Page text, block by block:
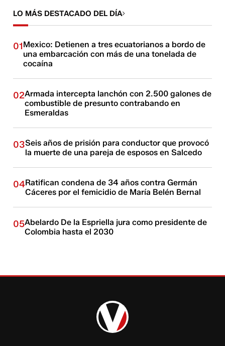
LO MÁS DESTACADO DEL DÍA
01Mexico: Detienen a tres ecuatorianos a bordo de
una embarcación con más de una tonelada de
cocaína
02Armada intercepta lanchón con 2.500 galones de
combustible de presunto contrabando en
Esmeraldas
03Seis años de prisión para conductor que provocó
la muerte de una pareja de esposos en Salcedo
04Ratifican condena de 34 años contra Germán
Cáceres por el femicidio de María Belén Bernal
05Abelardo De la Espriella jura como presidente de
Colombia hasta el 2030